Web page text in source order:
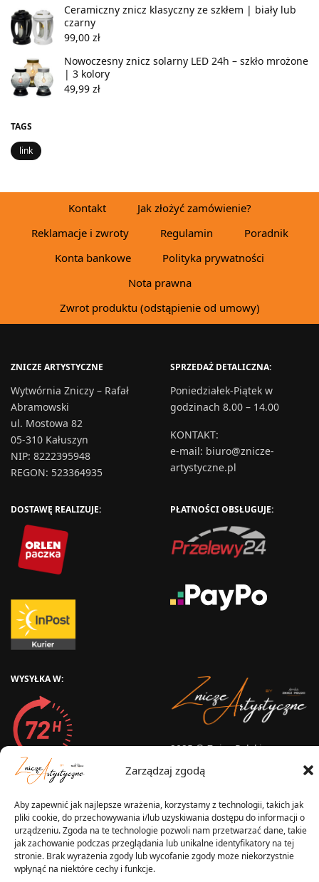
Zarządzaj zgodą
Aby zapewnić jak najlepsze wrażenia, korzystamy z technologii, takich jak
pliki cookie, do przechowywania i/lub uzyskiwania dostępu do informacji o
urządzeniu. Zgoda na te technologie pozwoli nam przetwarzać dane, takie
jak zachowanie podczas przeglądania lub unikalne identyfikatory na tej
stronie. Brak wyrażenia zgody lub wycofanie zgody może niekorzystnie
wpłynąć na niektóre cechy i funkcje.
Ceramiczny znicz klasyczny ze szkłem | biały lub
czarny
99,00 zł
Nowoczesny znicz solarny LED 24h – szkło mrożone
| 3 kolory
49,99 zł
TAGS
link
Kontakt
Jak złożyć zamówienie?
Reklamacje i zwroty
Regulamin
Poradnik
Konta bankowe
Polityka prywatności
Nota prawna
Zwrot produktu (odstąpienie od umowy)
ZNICZE ARTYSTYCZNE
Wytwórnia Zniczy – Rafał
Abramowski
ul. Mostowa 82
05-310 Kałuszyn
NIP: 8222395948
REGON: 523364935
SPRZEDAŻ DETALICZNA:
Poniedziałek-Piątek w
godzinach 8.00 – 14.00
KONTAKT:
e-mail: biuro@znicze-
artystyczne.pl
DOSTAWĘ REALIZUJE: PŁATNOŚCI OBSŁUGUJE:
WYSYŁKA W:
2025 © Znicz Polski -
Wytwórnia Zniczy
Wszelkie prawa zastrzeżone